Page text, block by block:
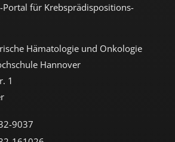
Portal für Krebs­prädispositions­
Hämatologie und Onkologie
Hannover
1
9037